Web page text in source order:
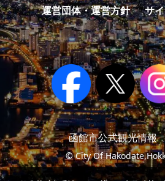
運営団体・運営方針
サ
函館市公式観光情
© City Of